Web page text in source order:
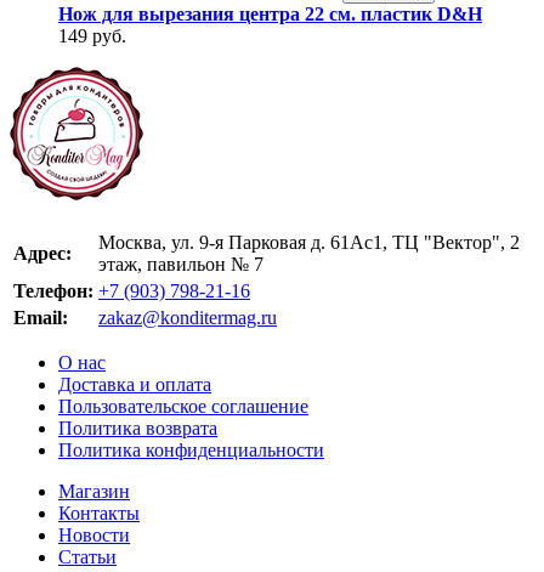
Нож для вырезания центра 22 см. пластик D&H
149 руб.
Адрес:
Москва, ул. 9-я Парковая д. 61Ас1, ТЦ "Вектор", 2
этаж, павильон № 7
Телефон: +7 (903) 798-21-16
Email:
zakaz@konditermag.ru
О нас
Доставка и оплата
Пользовательское соглашение
Политика возврата
Политика конфиденциальности
Магазин
Контакты
Новости
Статьи